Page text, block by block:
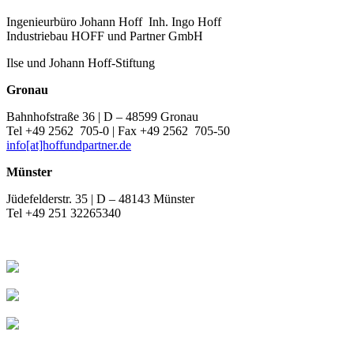
Ingenieurbüro Johann Hoff Inh. Ingo Hoff
Industriebau HOFF und Partner GmbH
Ilse und Johann Hoff-Stiftung
Gronau
Bahnhofstraße 36 | D – 48599 Gronau
Tel +49 2562 705-0 | Fax +49 2562 705-50
info[at]hoffundpartner.de
Münster
Jüdefelderstr. 35 | D – 48143 Münster
Tel +49 251 32265340